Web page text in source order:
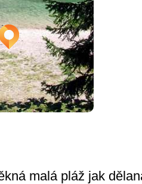
malá pláž jak